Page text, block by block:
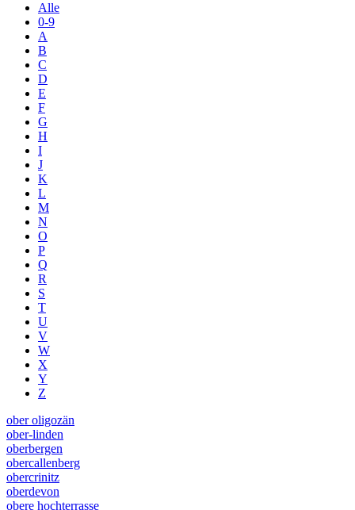
Alle
0-9
A
B
C
D
E
F
G
H
I
J
K
L
M
N
O
P
Q
R
S
T
U
V
W
X
Y
Z
ober oligozän
ober-linden
oberbergen
obercallenberg
obercrinitz
oberdevon
obere hochterrasse